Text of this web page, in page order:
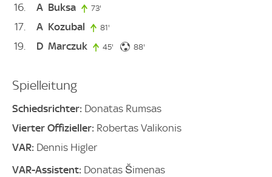
16
A Buksa 73'
17 A Kozubal 81'
19 D Marczuk 45' 45. minute
88'
Spielleitung
Schiedsrichter: Donatas Rumsas
Vierter Offizieller: Robertas Valikonis
VAR: Dennis Higler
VAR-Assistent: Donatas Šimenas